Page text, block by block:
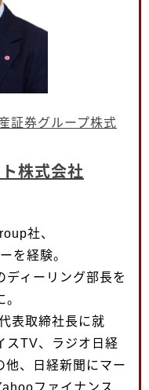
証券グループ株式
株式会社
社、
を経験。
ディーリング部長を
表取締社長に就
スTV、ラジオ日経
他、日経新聞にマー